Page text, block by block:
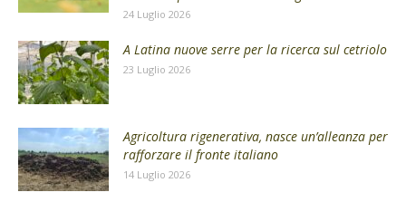
24 Luglio 2026
A Latina nuove serre per la ricerca sul cetriolo
23 Luglio 2026
Agricoltura rigenerativa, nasce un’alleanza per
rafforzare il fronte italiano
14 Luglio 2026